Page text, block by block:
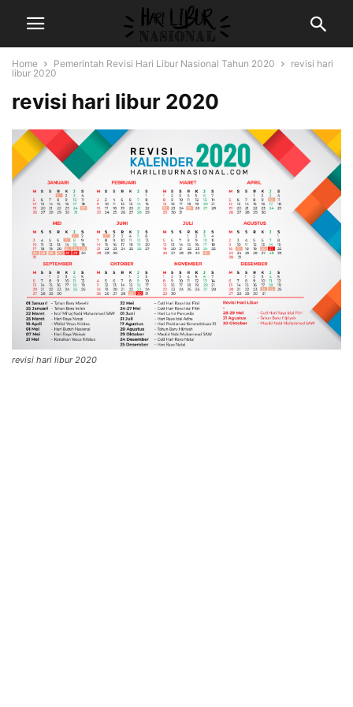
Home Pemerintah Revisi Hari Libur Nasional Tahun 2020
revisi hari
libur 2020
revisi hari libur 2020
revisi hari libur 2020